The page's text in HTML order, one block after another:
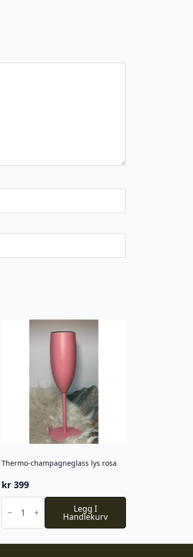
Thermo-champagneglass lys rosa
kr 399
Thermo-
champagneglass
lys
rosa
Legg I
Handlekurv